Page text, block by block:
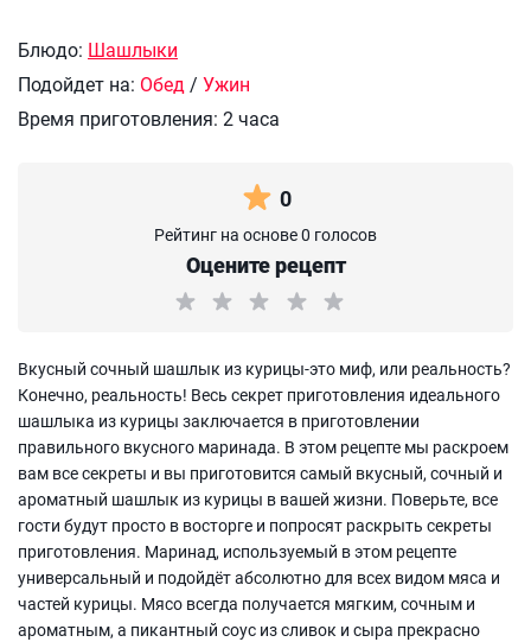
Блюдо: Шашлыки
Подойдет на: Обед / Ужин
Время приготовления: 2 часа
0
Рейтинг на основе 0 голосов
Оцените рецепт
Вкусный сочный шашлык из курицы-это миф, или реальность?
Конечно, реальность! Весь секрет приготовления идеального
шашлыка из курицы заключается в приготовлении
правильного вкусного маринада. В этом рецепте мы раскроем
вам все секреты и вы приготовится самый вкусный, сочный и
ароматный шашлык из курицы в вашей жизни. Поверьте, все
гости будут просто в восторге и попросят раскрыть секреты
приготовления. Маринад, используемый в этом рецепте
универсальный и подойдёт абсолютно для всех видом мяса и
частей курицы. Мясо всегда получается мягким, сочным и
ароматным, а пикантный соус из сливок и сыра прекрасно